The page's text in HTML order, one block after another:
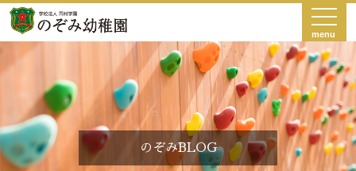
menu
のぞみBLOG